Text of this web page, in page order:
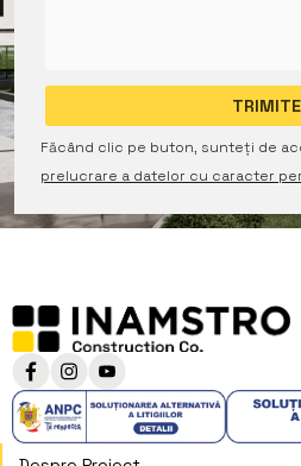
Făcând clic pe buton, sunteți de
prelucrare a datelor cu caracter